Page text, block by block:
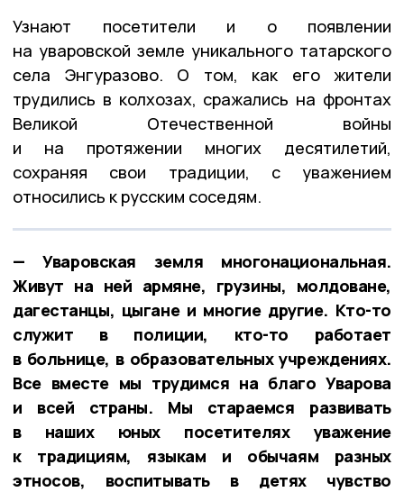
Узнают посетители и о появлении
на уваровской земле уникального татарского
села Энгуразово. О том, как его жители
трудились в колхозах, сражались на фронтах
Великой Отечественной войны
и на протяжении многих десятилетий,
сохраняя свои традиции, с уважением
относились к русским соседям.
— Уваровская земля многонациональная.
Живут на ней армяне, грузины, молдоване,
дагестанцы, цыгане и многие другие. Кто-то
служит в полиции, кто-то работает
в больнице, в образовательных учреждениях.
Все вместе мы трудимся на благо Уварова
и всей страны. Мы стараемся развивать
в наших юных посетителях уважение
к традициям, языкам и обычаям разных
этносов, воспитывать в детях чувство